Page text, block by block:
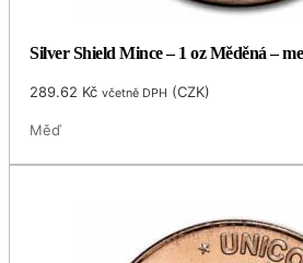
Silver Shield Mince – 1 oz Měděná –
289.62 Kč včetně DPH (CZK)
Měď